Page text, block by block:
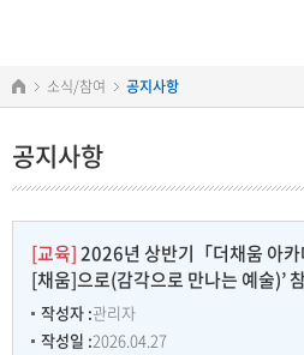
소식/참여 공지사항
공지사항
[교육]2026년 상반기「더채움 아카
[채움]으로(감각으로 만나는 예술)’
작성자 :관리자
작성일 :2026.04.27